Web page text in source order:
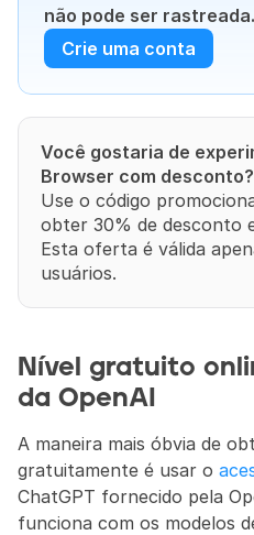
não pode ser rastreada.
Crie uma conta
Você gostaria de
Browser com desconto?
Use o código
obter 30% de desconto
Esta oferta é válida
usuários.
Nível gratuito
da OpenAI
A maneira mais óbvia de
gratuitamente é usar o
ChatGPT fornecido pela
funciona com os modelos